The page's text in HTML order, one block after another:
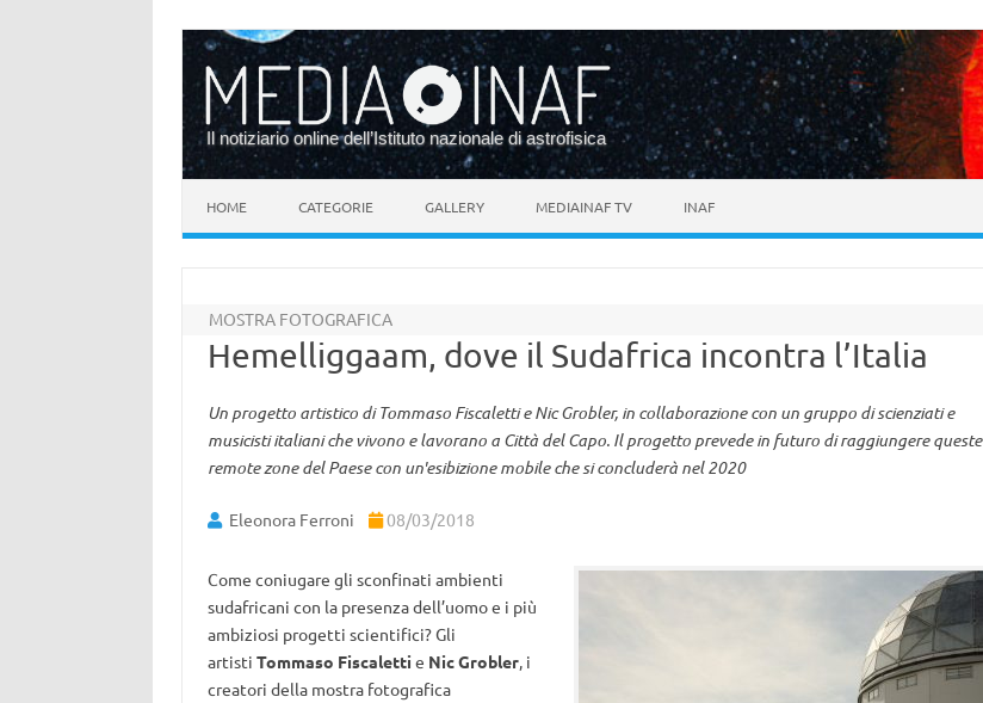
Il notiziario online dell’Istituto nazionale di astrofisica
HOME CATEGORIE GALLERY MEDIAINAF TV INAF
MOSTRA FOTOGRAFICA
Hemelliggaam, dove il Sudafrica incontra l’Italia
Un progetto artistico di Tommaso Fiscaletti e Nic Grobler, in collaborazione con un gruppo di scienziati e
musicisti italiani che vivono e lavorano a Città del Capo. Il progetto prevede in futuro di raggiungere queste
remote zone del Paese con un'esibizione mobile che si concluderà nel 2020
Eleonora Ferroni 08/03/2018
Come coniugare gli sconfinati ambienti
sudafricani con la presenza dell’uomo e i più
ambiziosi progetti scientifici? Gli
artisti Tommaso Fiscaletti e Nic Grobler, i
creatori della mostra fotografica